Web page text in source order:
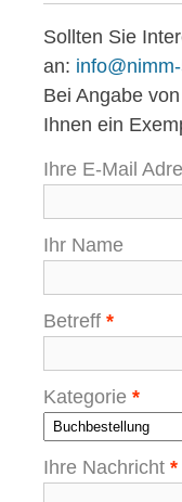
Sollten Sie
an:
Bei Angabe
Ihnen ein
Ihre E-Mail
Ihr Name
Betreff *
Kategorie *
Ihre Nachricht *